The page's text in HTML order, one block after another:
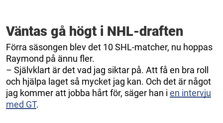
Väntas gå högt i NHL-draften
Förra säsongen blev det 10 SHL-matcher, nu hoppas
Raymond på ännu fler.
– Självklart är det vad jag siktar på. Att få en bra roll
och hjälpa laget så mycket jag kan. Och det är något
jag kommer att jobba hårt för, säger han i en intervju
med GT.